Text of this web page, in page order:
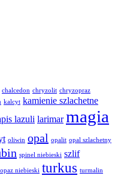
chalcedon chryzolit chryzopraz
kalcyt kamienie szlachetne
lazuli larimar magia
oliwin opal opalit opal szlachetny
spinel niebieski szlif
niebieski turkus turmalin